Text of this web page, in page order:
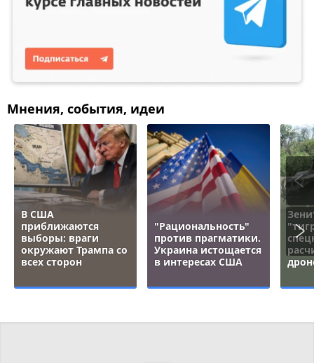
Мнения, события, идеи
В США
приближаются
выборы: враги
окружают Трампа со
всех сторон
"Рациональность"
против прагматики.
Украина истощается
в интересах США